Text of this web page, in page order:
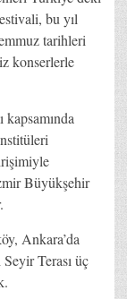
bu yıl
tarihleri
konserlerle
Büyükşehir
Ankara’da
Terası üç